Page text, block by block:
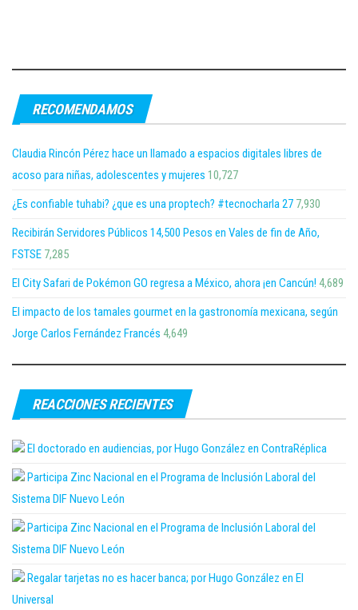
RECOMENDAMOS
Claudia Rincón Pérez hace un llamado a espacios digitales libres de
acoso para niñas, adolescentes y mujeres 10,727
¿Es confiable tuhabi? ¿que es una proptech? #tecnocharla 27 7,930
Recibirán Servidores Públicos 14,500 Pesos en Vales de fin de Año,
FSTSE 7,285
El City Safari de Pokémon GO regresa a México, ahora ¡en Cancún! 4,689
El impacto de los tamales gourmet en la gastronomía mexicana, según
Jorge Carlos Fernández Francés 4,649
REACCIONES RECIENTES
El doctorado en audiencias, por Hugo González en ContraRéplica
Participa Zinc Nacional en el Programa de Inclusión Laboral del
Sistema DIF Nuevo León
Participa Zinc Nacional en el Programa de Inclusión Laboral del
Sistema DIF Nuevo León
Regalar tarjetas no es hacer banca; por Hugo González en El
Universal